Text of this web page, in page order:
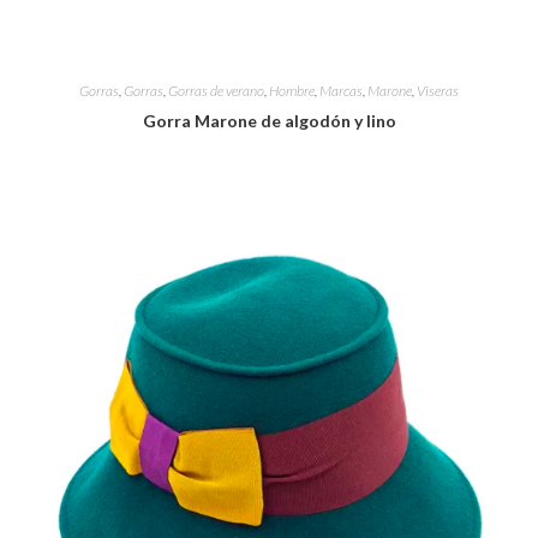
Gorras Gorras Gorras de verano Hombre Marcas Marone Viseras
Gorra Marone de algodón y lino